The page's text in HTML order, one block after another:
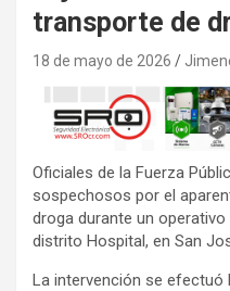
transporte de
18 de mayo de 2026
Oficiales de la Fuerza
sospechosos por el
droga durante un
distrito Hospital, en San
La intervención se efectuó